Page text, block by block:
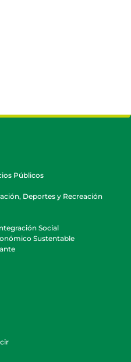
Públicos
Deportes y Recreación
Social
Sustentable